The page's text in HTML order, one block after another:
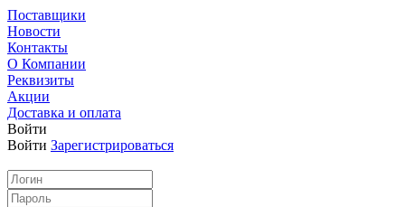
Поставщики
Новости
Контакты
О Компании
Реквизиты
Акции
Доставка и оплата
Войти
Войти Зарегистрироваться